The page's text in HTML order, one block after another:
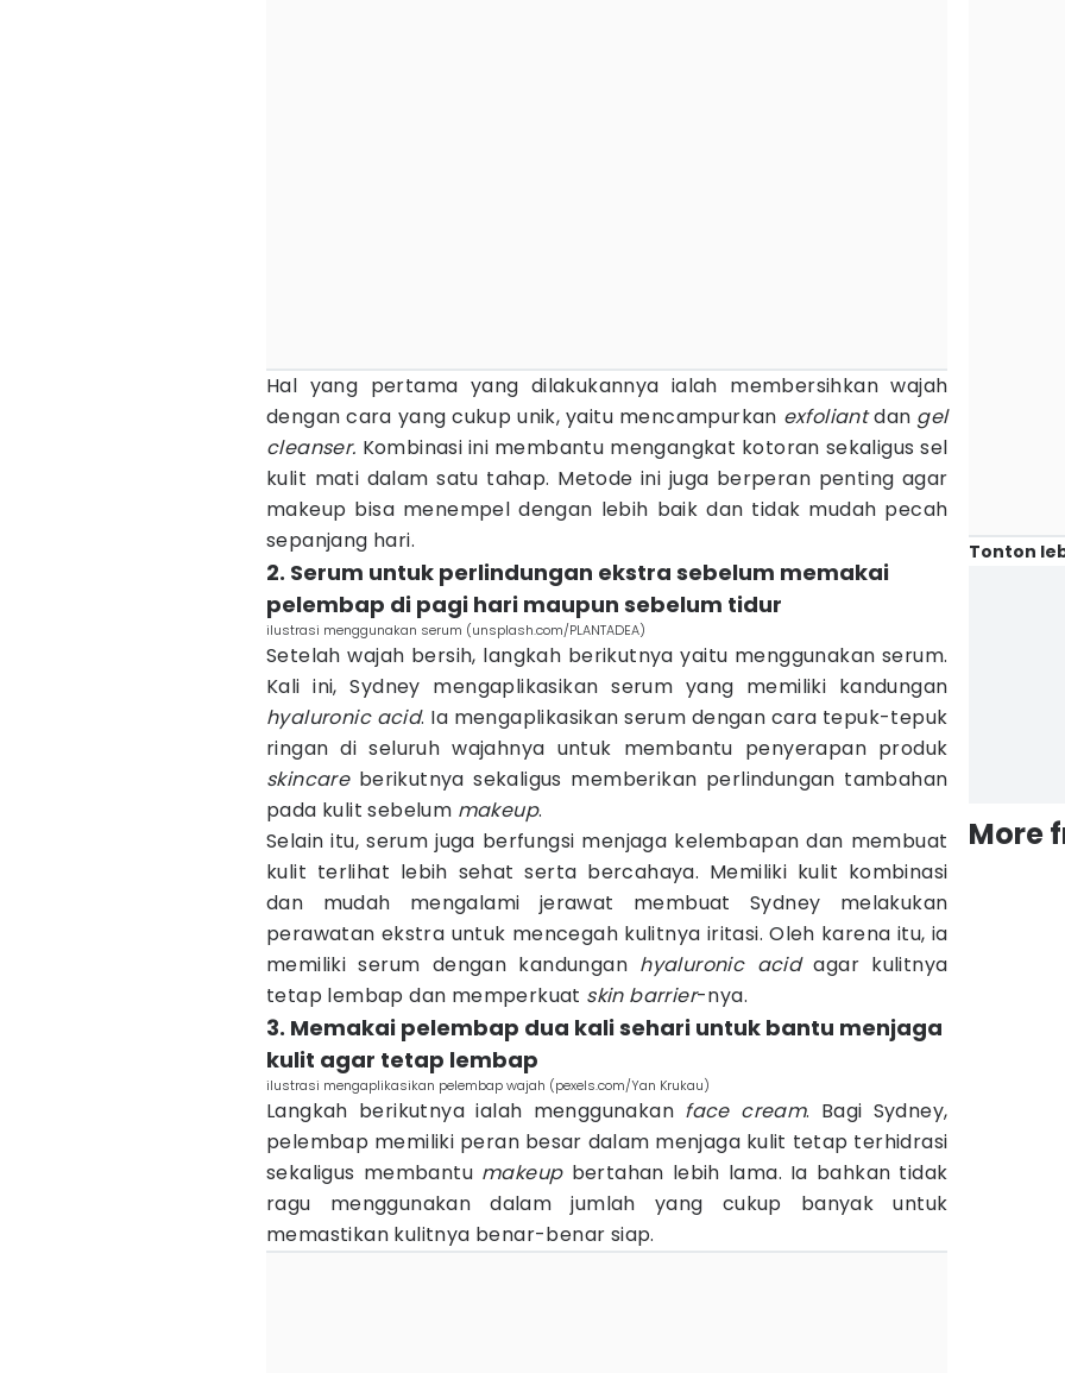
Hal yang pertama yang dilakukannya ialah membersihkan wajah
dengan cara yang cukup unik, yaitu mencampurkan exfoliantdan gel
cleanser. Kombinasi ini membantu mengangkat kotoran sekaligus sel
kulit mati dalam satu tahap. Metode ini juga berperan penting agar
makeup bisa menempel dengan lebih baik dan tidak mudah pecah
sepanjang hari.
2. Serum untuk perlindungan ekstra sebelum memakai
pelembap di pagi hari maupun sebelum tidur
ilustrasi menggunakan serum (unsplash.com/PLANTADEA)
Setelah wajah bersih, langkah berikutnya yaitu menggunakan serum.
Kali ini, Sydney mengaplikasikan serum yang memiliki kandungan
hyaluronic acid. Ia mengaplikasikan serum dengan cara tepuk-tepuk
ringan di seluruh wajahnya untuk membantu penyerapan produk
skincare berikutnya sekaligus memberikan perlindungan tambahan
pada kulit sebelum makeup.
Selain itu, serum juga berfungsi menjaga kelembapan dan membuat
kulit terlihat lebih sehat serta bercahaya. Memiliki kulit kombinasi
dan mudah mengalami jerawat membuat Sydney melakukan
perawatan ekstra untuk mencegah kulitnya iritasi. Oleh karena itu, ia
memiliki serum dengan kandungan hyaluronic acidagar kulitnya
tetap lembap dan memperkuat skin barrier-nya.
3. Memakai pelembap dua kali sehari untuk bantu menjaga
kulit agar tetap lembap
ilustrasi mengaplikasikan pelembap wajah (pexels.com/Yan Krukau)
Langkah berikutnya ialah menggunakanface cream. Bagi Sydney,
pelembap memiliki peran besar dalam menjaga kulit tetap terhidrasi
sekaligus membantu makeup bertahan lebih lama. Ia bahkan tidak
ragu menggunakan dalam jumlah yang cukup banyak untuk
memastikan kulitnya benar-benar siap.
Tonton
More